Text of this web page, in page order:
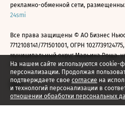
На нашем сайте используются cookie-
персонализации. Продолжая
подтверждаете свое согласие на
и технологий персонализации в
отношении обработки персональных
рекламно-обменной сети,
24smi
Все права защищены © АО Бизнес
7712108141/771501001, ОГРН
муниципальный округ Марьина Роща,
2026